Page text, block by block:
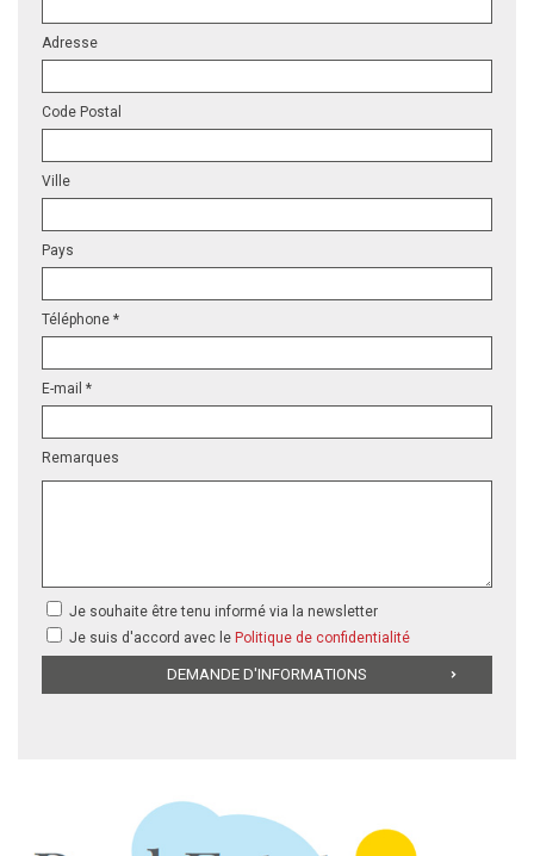
Adresse
Code Postal
Ville
Pays
Téléphone *
E-mail *
Remarques
Je souhaite être tenu informé via la newsletter
Je suis d'accord avec le Politique de confidentialité